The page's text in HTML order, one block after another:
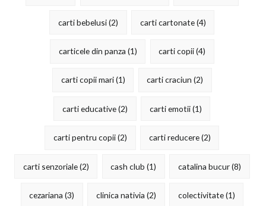
carti bebelusi(2) carti cartonate(4)
carticele din panza (1) carti copii(4)
carti copii mari(1) carti craciun (2)
carti educative(2) carti emotii(1)
carti pentru copii(2) carti reducere(2)
carti senzoriale(2) cash club (1) catalina bucur(8)
cezariana (3) clinica nativia (2) colectivitate(1)